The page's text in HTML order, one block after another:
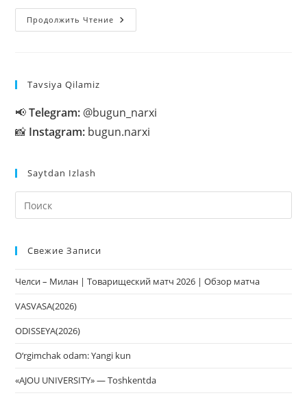
Продолжить Чтение NarxiQancha’ning
Oʻzbek
Tavsiya Qilamiz
📢Telegram: @bugun_narxi
📸 Instagram: bugun.narxi
Saytdan Izlash
Свежие Записи
Челси – Милан | Товарищеский матч 2026 | Обзор матча
VASVASA(2026)
ODISSEYA(2026)
O‘rgimchak odam: Yangi kun
«AJOU UNIVERSITY» — Toshkentda